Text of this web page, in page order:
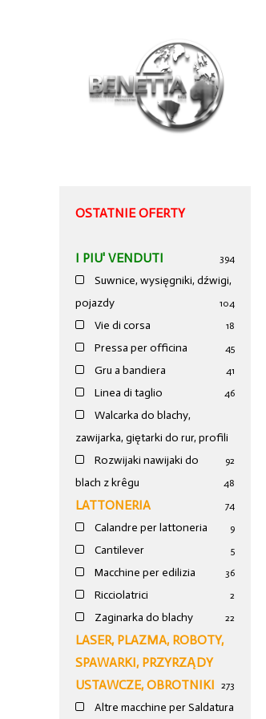
OSTATNIE OFERTY
I PIU' VENDUTI 394
Suwnice, wysięgniki, dźwigi,
pojazdy
104
Vie di corsa 18
Pressa per officina 45
Gru a bandiera 41
Linea di taglio 46
Walcarka do blachy,
zawijarka, giętarki do rur, profili
92
Rozwijaki nawijaki do
blach z krêgu
48
LATTONERIA 74
Calandre per lattoneria 9
Cantilever 5
Macchine per edilizia 36
Ricciolatrici 2
Zaginarka do blachy 22
LASER, PLAZMA, ROBOTY,
SPAWARKI, PRZYRZĄDY
USTAWCZE, OBROTNIKI
273
Altre macchine per Saldatura